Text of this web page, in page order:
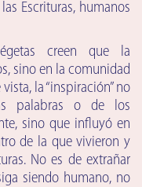
Escrituras, humanos
creen que la
sino en la comunidad
la “inspiración” no
palabras o de los
sino que influyó en
de la que vivieron y
No es de extrañar
siendo humano, no